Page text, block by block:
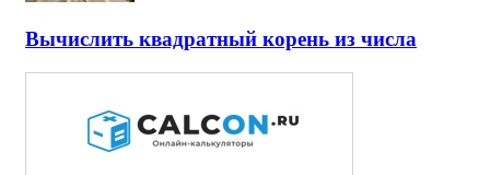
Вычислить квадратный корень из числа